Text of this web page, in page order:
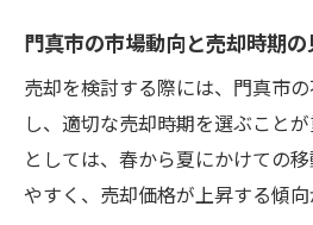
門真市の市場動向と売却時期
売却を検討する際には、門真市
し、適切な売却時期を選ぶこと
としては、春から夏にかけての
やすく、売却価格が上昇する傾向